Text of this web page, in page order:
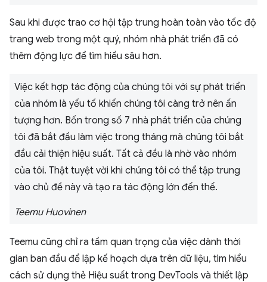
Sau khi được trao cơ hội tập trung hoàn toàn vào tốc độ
trang web trong một quý, nhóm nhà phát triển đã có
thêm động lực để tìm hiểu sâu hơn.
Việc kết hợp tác động của chúng tôi với sự phát triển
của nhóm là yếu tố khiến chúng tôi càng trở nên ấn
tượng hơn. Bốn trong số 7 nhà phát triển của chúng
tôi đã bắt đầu làm việc trong tháng mà chúng tôi bắt
đầu cải thiện hiệu suất. Tất cả đều là nhờ vào nhóm
của tôi. Thật tuyệt vời khi chúng tôi có thể tập trung
vào chủ đề này và tạo ra tác động lớn đến thế.
Teemu Huovinen
Teemu cũng chỉ ra tầm quan trọng của việc dành thời
gian ban đầu để lập kế hoạch dựa trên dữ liệu, tìm hiểu
cách sử dụng thẻ Hiệu suất trong DevTools và thiết lập